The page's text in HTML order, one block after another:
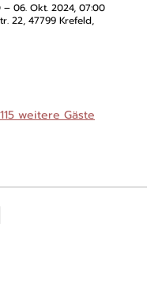
– 06. Okt. 2024, 07:00
22, 47799 Krefeld,
weitere Gäste